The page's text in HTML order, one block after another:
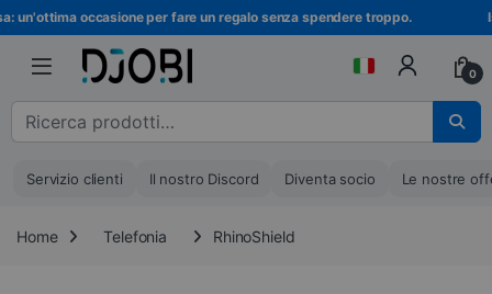
Vai alla navigazione
Vai al contenutooccasione per fare un regalo senza spendere troppo.
0
Cerca :
Servizio clienti Il nostro Discord Diventa socio Le nostre
Home Telefonia RhinoShield